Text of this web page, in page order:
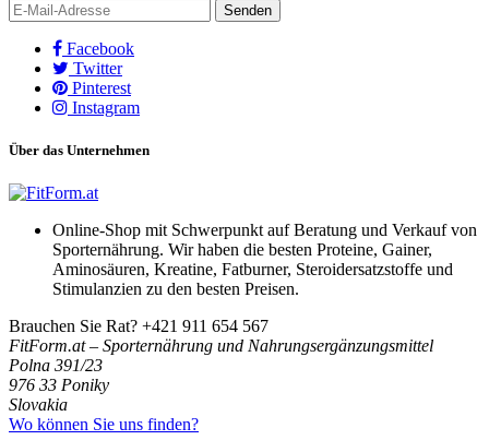
Senden
Facebook
Twitter
Pinterest
Instagram
Über das Unternehmen
Online-Shop mit Schwerpunkt auf Beratung und Verkauf von
Sporternährung. Wir haben die besten Proteine, Gainer,
Aminosäuren, Kreatine, Fatburner, Steroidersatzstoffe und
Stimulanzien zu den besten Preisen.
Brauchen Sie Rat? +421 911 654 567
FitForm.at – Sporternährung und Nahrungsergänzungsmittel
Polna 391/23
976 33 Poniky
Slovakia
Wo können Sie uns finden?